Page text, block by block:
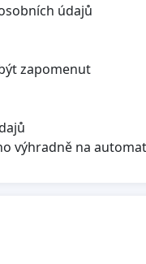
údajů
zapomenut
výhradně na